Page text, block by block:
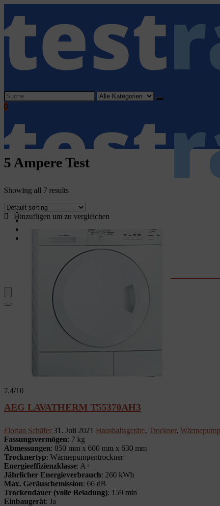
Search
for:
0
Home
Haushaltsgeräte
Rechner & Tools
Waschtrockner-Stromkosten
Kaffee-Kosten
Wassersprudler
Fernseher-Größe
5 Ampere Test
Showing all 7 results
Hinzufügen um zu vergleichen
7.4/10
AEG LAVATHERM T55370AH3
Florian Schäfer 31. Juli 2021 Haushaltsgeräte, Trockner,
Fassungsvermögen: 7 kg
Abmessungen: 850 mm x 600 mm x 630 mm
Trocknertyp: Wärmepumpentrockner
Energieeffizienzklasse: A+
Jährlicher Energieverbrauch: 260 kWh
Max. Geräuschemission: 66 dB
Trockendauer (volle Beladung): 159 min
Einbaugerät: Ja